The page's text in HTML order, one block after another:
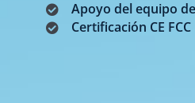
Apoyo del equipo
Certificación CE FCC